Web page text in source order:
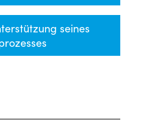
seines